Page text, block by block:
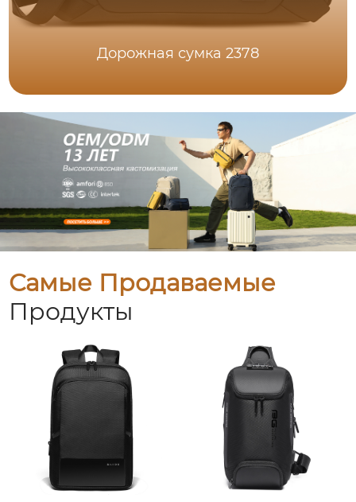
Дорожная сумка 2378
Самые Продаваемые
Продукты